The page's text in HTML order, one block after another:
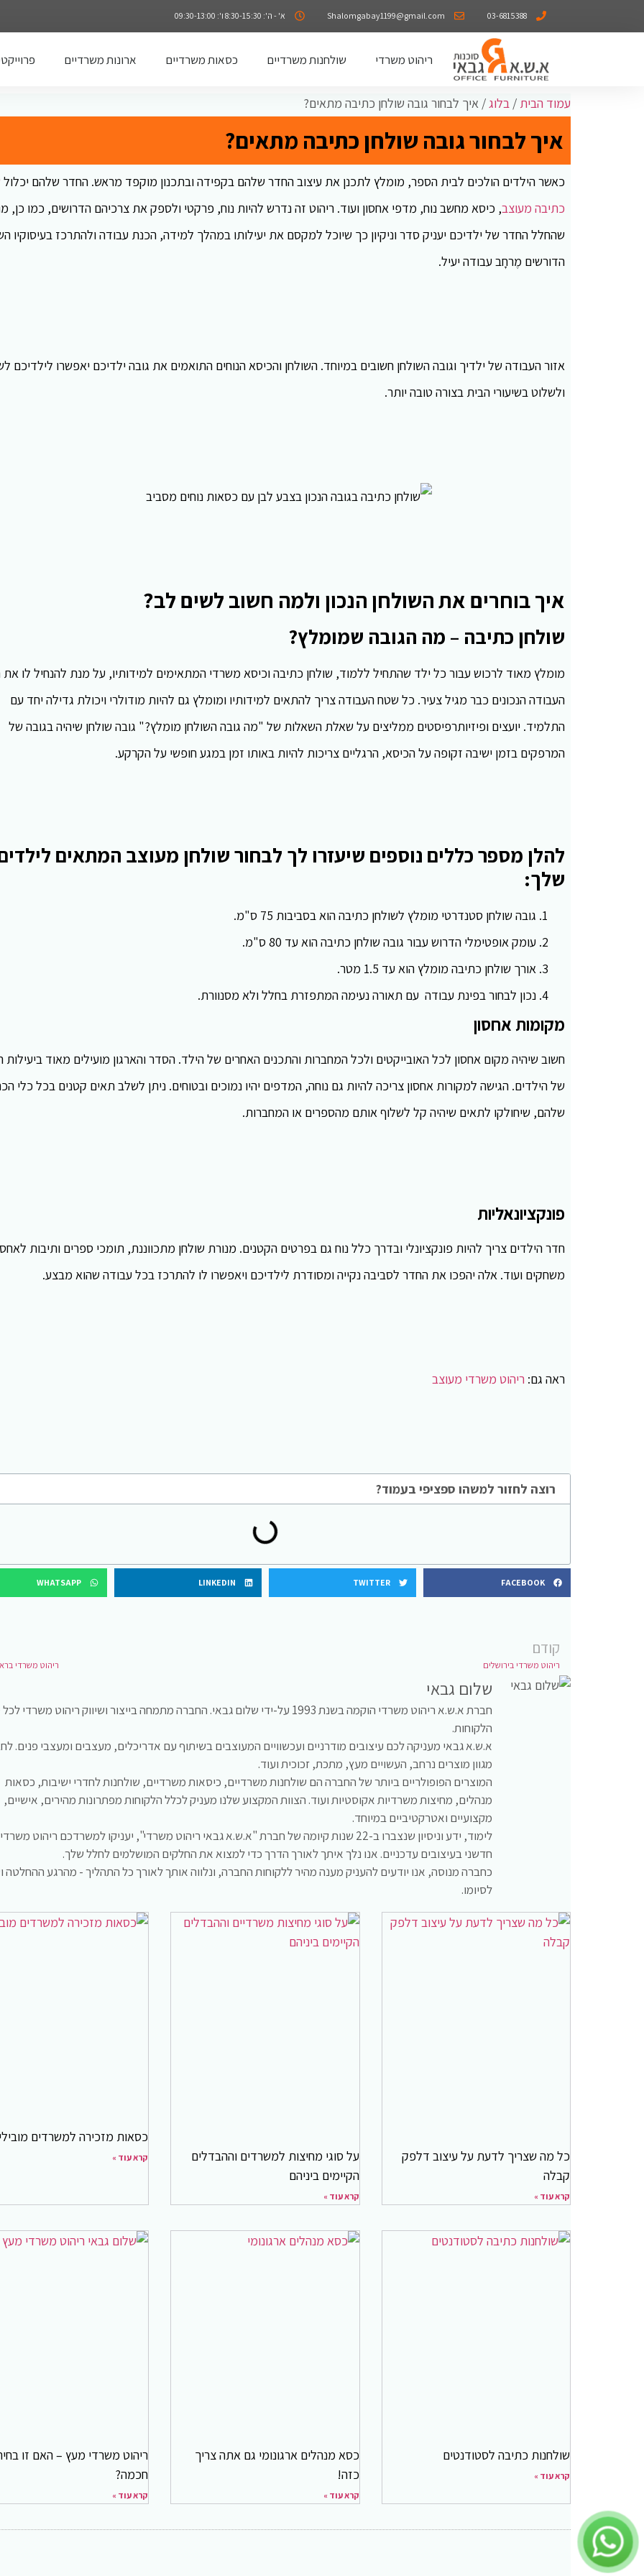
03-6815388
Shalomgabay1199@gmail.com א' - ה': 8:30-15:30 ו': 09:30-13:00
ריהוט משרדי שולחנות משרדיים כסאות משרדיים ארונות משרדיים
עמוד הבית / בלוג/ איך לבחור גובה שולחן כתיבה מתאים?
איך לבחור גובה שולחן כתיבה מתאים?
כאשר הילדים הולכים לבית הספר, מומלץ לתכנן את עיצוב החדר שלהם בקפידה ובתכנון מוקפד מראש. החדר שלהם יכלול
כתיבה מעוצב, כיסא מחשב נוח, מדפי אחסון ועוד. ריהוט זה נדרש להיות נוח, פרקטי ולספק את צרכיהם הדרושים, כמו כן,
שהחלל החדר של ילדיכם יעניק סדר וניקיון כך שיוכל למקסם את יעילותו במהלך למידה, הכנת עבודה ולהתרכז בעיסוקיו
הדורשים מֶרחָב עבודה יעיל.
אזור העבודה של ילדיך וגובה השולחן חשובים במיוחד. השולחן והכיסא הנוחים התואמים את גובה ילדיכם יאפשרו לילדיכם
ולשלוט בשיעורי הבית בצורה טובה יותר.
איך בוחרים את השולחן הנכון ולמה חשוב לשים לב?
שולחן כתיבה – מה הגובה שמומלץ?
מומלץ מאוד לרכוש עבור כל ילד שהתחיל ללמוד, שולחן כתיבה וכיסא משרדי המתאימים למידותיו, על מנת להנחיל לו את
העבודה הנכונים כבר מגיל צעיר. כל שטח העבודה צריך להתאים למידותיו ומומלץ גם להיות מודולרי ויכולת גדילה יחד עם
התלמיד. יועצים ופיזיותרפיסטים ממליצים על שאלת השאלות של "מה גובה השולחן מומלץ?" גובה שולחן שיהיה בגובה של
המרפקים בזמן ישיבה זקופה על הכיסא, הרגליים צריכות להיות באותו זמן במגע חופשי על הקרקע.
להלן מספר כללים נוספים שיעזרו לך לבחור שולחן מעוצב המתאים
שלך:
גובה שולחן סטנדרטי מומלץ לשולחן כתיבה הוא בסביבות 75 ס"מ.
עומק אופטימלי הדרוש עבור גובה שולחן כתיבה הוא עד 80 ס"מ.
אורך שולחן כתיבה מומלץ הוא עד 1.5 מטר.
נכון לבחור בפינת עבודה עם תאורה נעימה המתפזרת בחלל ולא מסנוורת.
מקומות אחסון
חשוב שיהיה מקום אחסון לכל האובייקטים ולכל המחברות והתכנים האחרים של הילד. הסדר והארגון מועילים מאוד ביעילות
של הילדים. הגישה למקורות אחסון צריכה להיות גם נוחה, המדפים יהיו נמוכים ובטוחים. ניתן לשלב תאים קטנים בכל כלי
שלהם, שיחולקו לתאים שיהיה קל לשלוף אותם מהספרים או המחברות.
פונקציונאליות
חדר הילדים צריך להיות פונקציונלי ובדרך כלל נוח גם בפרטים הקטנים. מנורת שולחן מתכווננת, תומכי ספרים ותיבות
משחקים ועוד. אלה יהפכו את החדר לסביבה נקייה ומסודרת לילדיכם ויאפשרו לו להתרכז בכל עבודה שהוא מבצע.
ראה גם: ריהוט משרדי מעוצב
רוצה לחזור למשהו ספציפי בעמוד?
FACEBOOK
TWITTER
LINKEDIN
WHATSAPP
קודם
ריהוט משרדי בירושלים ריהוט משרדי
שלום גבאי
חברת א.ש.א ריהוט משרדי הוקמה בשנת 1993 על-ידי שלום גבאי. החברה מתמחה בייצור ושיווק ריהוט משרדי
הלקוחות.
א.ש.א גבאי מעניקה לכם עיצובים מודרניים ועכשוויים המעוצבים בשיתוף עם אדריכלים, מעצבים ומעצבי פנים.
מגוון מוצרים נרחב, העשויים מעץ, מתכת, זכוכית ועוד.
המוצרים הפופולריים ביותר של החברה הם שולחנות משרדיים, כיסאות משרדיים, שולחנות לחדרי ישיבות, כסאות
מנהלים, מחיצות משרדיות אקוסטיות ועוד. הצוות המקצוע שלנו מעניק לכלל הלקוחות מפתרונות מהירים, אישיים,
מקצועיים ואטרקטיביים במיוחד.
לימוד, ידע וניסיון שנצברו ב-22 שנות קיומה של חברת "א.ש.א גבאי ריהוט משרדי", יעניקו למשרדכם ריהוט משרדי
חדשני בעיצובים עדכניים. אנו נלך איתך לאורך הדרך כדי למצוא את החלקים המושלמים לחלל שלך.
כחברה מנוסה, אנו יודעים להעניק מענה מהיר ללקוחות החברה, ונלווה אותך לאורך כל התהליך - מהרגע ההחלטה
לסיומו.
כל מה שצריך לדעת על עיצוב דלפק
קבלה
קרא עוד »
על סוגי מחיצות למשרדים וההבדלים
הקיימים ביניהם
קרא עוד »
כסאות מזכירה למשרדים
קרא עוד »
שולחנות כתיבה לסטודנטים
קרא עוד »
כסא מנהלים ארגונומי גם אתה צריך
כזה!
קרא עוד »
ריהוט משרדי מעץ – האם זו
חכמה?
קרא עוד »